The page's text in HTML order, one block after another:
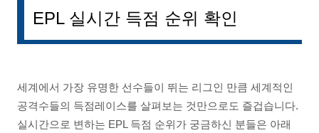
EPL 실시간 득점 순위 확인
세계에서 가장 유명한 선수들이 뛰는 리그인 만큼 세계적인
공격수들의 득점레이스를 살펴보는 것만으로도 즐겁습니다.
실시간으로 변하는 EPL 득점 순위가 궁금하신 분들은 아래